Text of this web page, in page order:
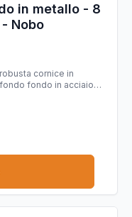
in metallo - 8
Nobo
cornice in
fondo in acciaio
o scrivibile con
effettuabile da una sola
f.to 8xa4: dim.est.